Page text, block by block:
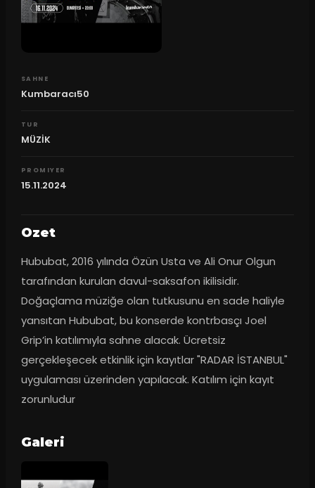
SAHNE
Kumbaracı50
TUR
MÜZİK
PROMIYER
15.11.2024
Ozet
Hububat, 2016 yılında Özün Usta ve Ali Onur Olgun
tarafından kurulan davul-saksafon ikilisidir.
Doğaçlama müziğe olan tutkusunu en sade haliyle
yansıtan Hububat, bu konserde kontrbasçı Joel
Grip’in katılımıyla sahne alacak. Ücretsiz
gerçekleşecek etkinlik için kayıtlar "RADAR İSTANBUL"
uygulaması üzerinden yapılacak. Katılım için kayıt
zorunludur
Galeri